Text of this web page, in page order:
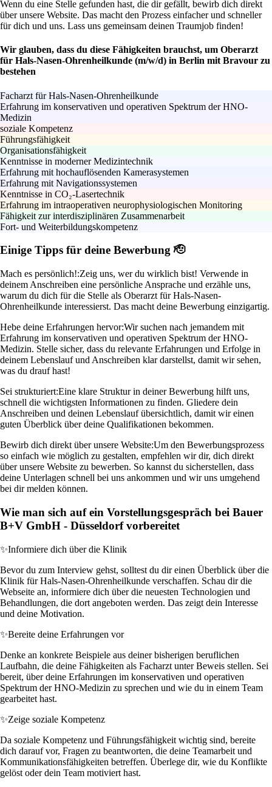
Wenn du eine Stelle gefunden hast, die dir gefällt, bewirb dich direkt
über unsere Website. Das macht den Prozess einfacher und schneller
für dich und uns. Lass uns gemeinsam deinen Traumjob finden!
Wir glauben, dass du diese Fähigkeiten brauchst, um Oberarzt
für Hals-Nasen-Ohrenheilkunde (m/w/d) in Berlin mit Bravour zu
bestehen
Facharzt für Hals-Nasen-Ohrenheilkunde
Erfahrung im konservativen und operativen Spektrum der HNO-
Medizin
soziale Kompetenz
Führungsfähigkeit
Organisationsfähigkeit
Kenntnisse in moderner Medizintechnik
Erfahrung mit hochauflösenden Kamerasystemen
Erfahrung mit Navigationssystemen
Kenntnisse in CO₂-Lasertechnik
Erfahrung im intraoperativen neurophysiologischen Monitoring
Fähigkeit zur interdisziplinären Zusammenarbeit
Fort- und Weiterbildungskompetenz
Einige Tipps für deine Bewerbung 🫡
Mach es persönlich!:Zeig uns, wer du wirklich bist! Verwende in
deinem Anschreiben eine persönliche Ansprache und erzähle uns,
warum du dich für die Stelle als Oberarzt für Hals-Nasen-
Ohrenheilkunde interessierst. Das macht deine Bewerbung einzigartig.
Hebe deine Erfahrungen hervor:Wir suchen nach jemandem mit
Erfahrung im konservativen und operativen Spektrum der HNO-
Medizin. Stelle sicher, dass du relevante Erfahrungen und Erfolge in
deinem Lebenslauf und Anschreiben klar darstellst, damit wir sehen,
was du drauf hast!
Sei strukturiert:Eine klare Struktur in deiner Bewerbung hilft uns,
schnell die wichtigsten Informationen zu finden. Gliedere dein
Anschreiben und deinen Lebenslauf übersichtlich, damit wir einen
guten Überblick über deine Qualifikationen bekommen.
Bewirb dich direkt über unsere Website:Um den Bewerbungsprozess
so einfach wie möglich zu gestalten, empfehlen wir dir, dich direkt
über unsere Website zu bewerben. So kannst du sicherstellen, dass
deine Unterlagen schnell bei uns ankommen und wir uns umgehend
bei dir melden können.
Wie man sich auf ein Vorstellungsgespräch bei Bauer
B+V GmbH - Düsseldorf vorbereitet
✨Informiere dich über die Klinik
Bevor du zum Interview gehst, solltest du dir einen Überblick über die
Klinik für Hals-Nasen-Ohrenheilkunde verschaffen. Schau dir die
Webseite an, informiere dich über die neuesten Technologien und
Behandlungen, die dort angeboten werden. Das zeigt dein Interesse
und deine Motivation.
✨Bereite deine Erfahrungen vor
Denke an konkrete Beispiele aus deiner bisherigen beruflichen
Laufbahn, die deine Fähigkeiten als Facharzt unter Beweis stellen. Sei
bereit, über deine Erfahrungen im konservativen und operativen
Spektrum der HNO-Medizin zu sprechen und wie du in einem Team
gearbeitet hast.
✨Zeige soziale Kompetenz
Da soziale Kompetenz und Führungsfähigkeit wichtig sind, bereite
dich darauf vor, Fragen zu beantworten, die deine Teamarbeit und
Kommunikationsfähigkeiten betreffen. Überlege dir, wie du Konflikte
gelöst oder dein Team motiviert hast.